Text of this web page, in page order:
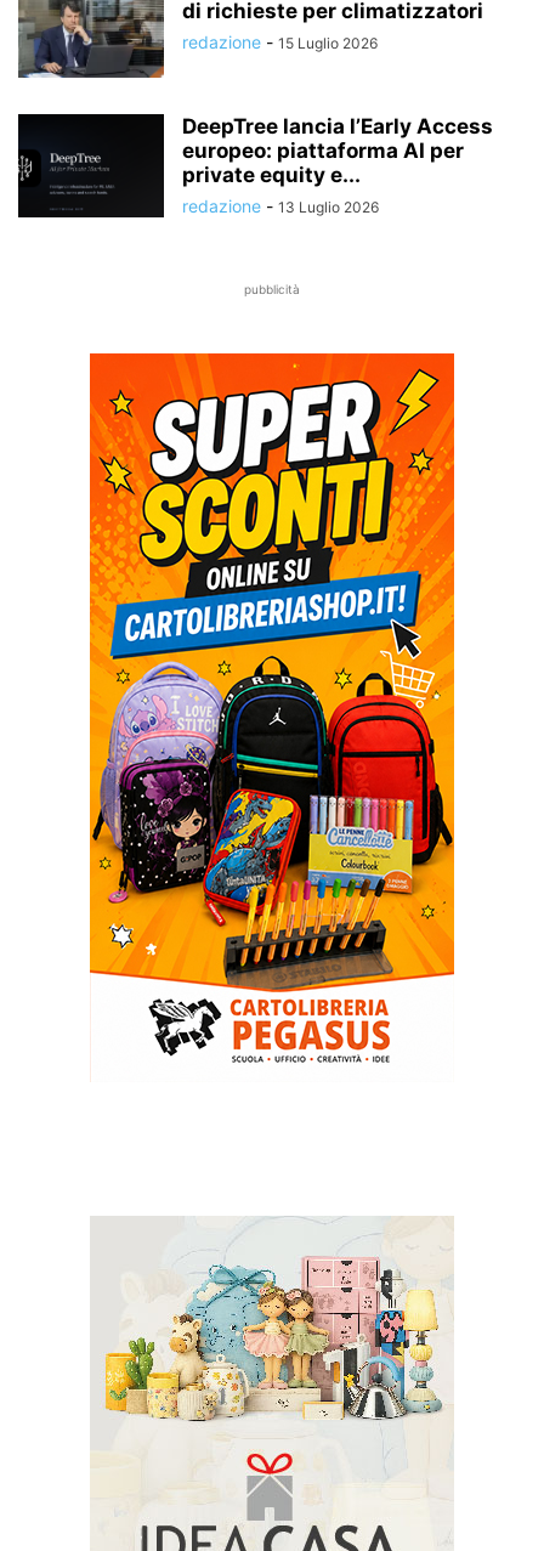
di richieste per climatizzatori
redazione - 15 Luglio 2026
DeepTree lancia l’Early Access
europeo: piattaforma AI per
private equity e...
redazione - 13 Luglio 2026
pubblicità